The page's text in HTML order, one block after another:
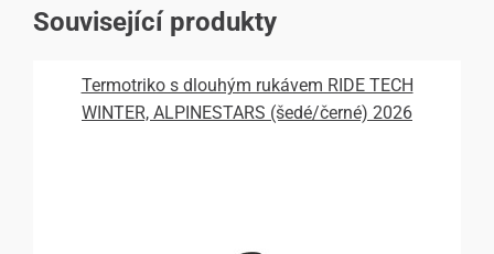
Související produkty
Termotriko s dlouhým rukávem RIDE TECH
WINTER, ALPINESTARS (šedé/černé) 2026